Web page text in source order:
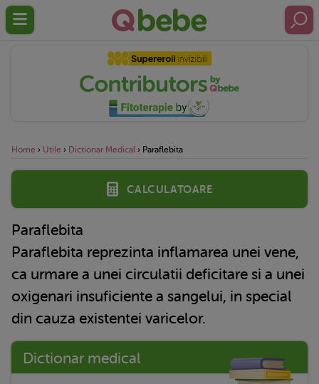
Home › Utile › Dictionar Medical › Paraflebita
Calculatoare
Paraflebita
Paraflebita reprezinta inflamarea unei vene,
ca urmare a unei circulatii deficitare si a unei
oxigenari insuficiente a sangelui, in special
din cauza existentei varicelor.
Dictionar medical